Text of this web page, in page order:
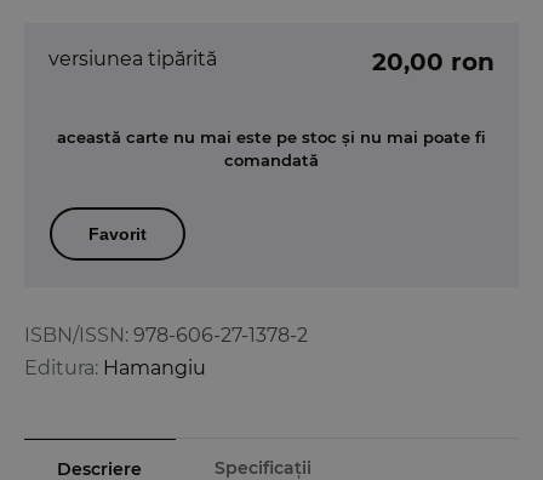
ISBN/ISSN: 978-606-27-1378-2
Editura: Hamangiu
versiunea tipărită 20,00 ron
această carte nu mai este pe stoc și nu mai poate fi
comandată
Favorit
Descriere
Specificații